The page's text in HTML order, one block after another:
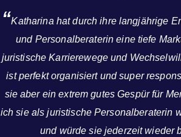
“Katharina hat durch ihre langjährige
und Personalberaterin eine tiefe
juristische Karrierewege und
ist perfekt organisiert und super
sie aber ein extrem gutes Gespür für
ich sie als juristische Personalberaterin
und würde sie jederzeit wieder